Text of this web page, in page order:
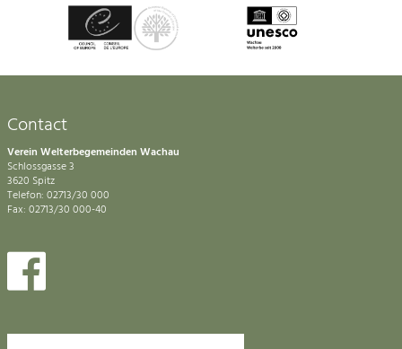
Contact
Verein Welterbegemeinden Wachau
Schlossgasse 3
3620 Spitz
Telefon: 02713/30 000
Fax: 02713/30 000-40